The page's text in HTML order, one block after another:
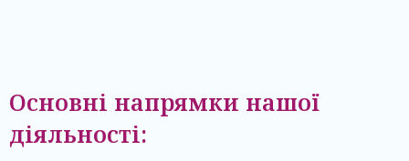
Основні напрямки нашої
діяльності: